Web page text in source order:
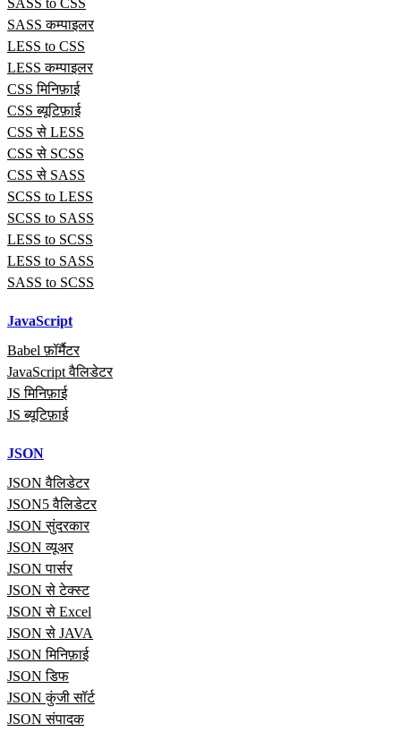
SASS to CSS
SASS कम्पाइलर
LESS to CSS
LESS कम्पाइलर
CSS मिनिफ़ाई
CSS ब्यूटिफ़ाई
CSS से LESS
CSS से SCSS
CSS से SASS
SCSS to LESS
SCSS to SASS
LESS to SCSS
LESS to SASS
SASS to SCSS
JavaScript
Babel फ़ॉर्मैटर
JavaScript वैलिडेटर
JS मिनिफ़ाई
JS ब्यूटिफ़ाई
JSON
JSON वैलिडेटर
JSON5 वैलिडेटर
JSON सुंदरकार
JSON व्यूअर
JSON पार्सर
JSON से टेक्स्ट
JSON से Excel
JSON से JAVA
JSON मिनिफ़ाई
JSON डिफ
JSON कुंजी सॉर्ट
JSON संपादक